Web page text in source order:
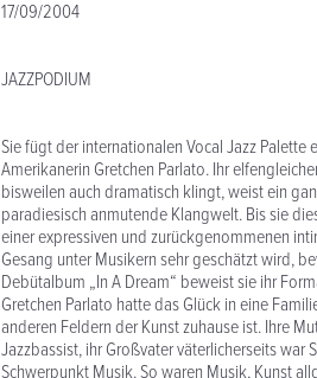
17/09/2004
JAZZPODIUM
Sie fügt der internationalen Vocal Jazz
Amerikanerin Gretchen Parlato. Ihr
bisweilen auch dramatisch klingt, weist ein
paradiesisch anmutende Klangwelt. Bis sie
einer expressiven und zurückgenommenen
Gesang unter Musikern sehr geschätzt wird,
Debütalbum „In A Dream“ beweist sie ihr
Gretchen Parlato hatte das Glück in eine
anderen Feldern der Kunst zuhause ist. Ihre
Jazzbassist, ihr Großvater väterlicherseits
Schwerpunkt Musik. So waren Musik, Kunst